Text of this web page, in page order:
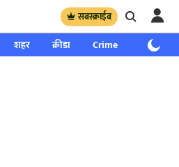
सबस्क्राईब
शहर क्रीडा Crime साप्ताहिक